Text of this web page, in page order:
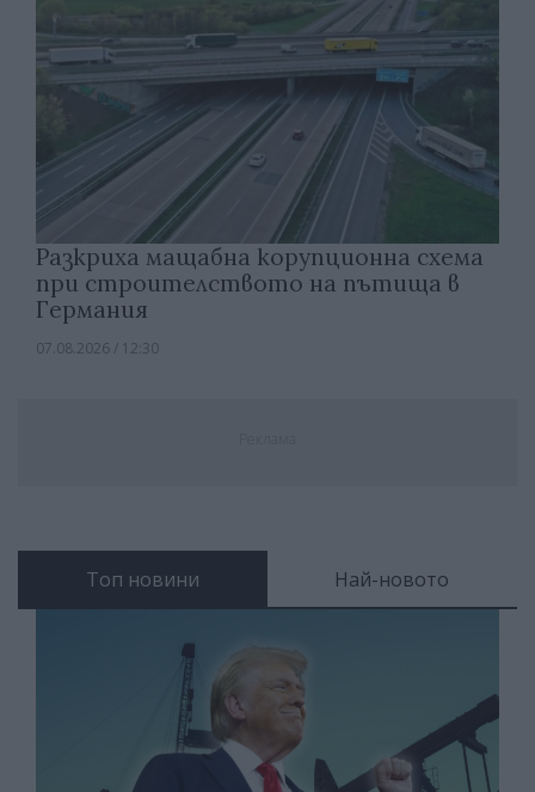
Разкриха мащабна корупционна схема
при строителството на пътища в
Германия
07.08.2026 / 12:30
Топ новини Най-новото